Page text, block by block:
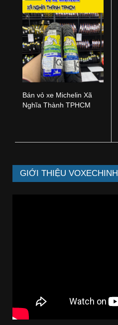
Bán vỏ xe Michelin Xã
Nghĩa Thành TPHCM
GIỚI THIỆU